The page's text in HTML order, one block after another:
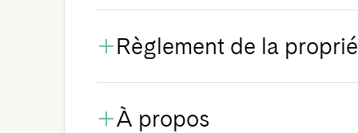
Règlement de la
À propos